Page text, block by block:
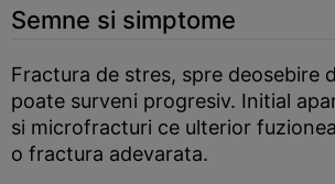
Semne si simptome
Fractura de stres, spre deosebire
poate surveni progresiv. Initial
si microfracturi ce ulterior
o fractura adevarata.